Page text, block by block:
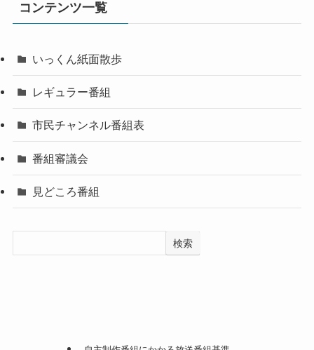
コンテンツ一覧
いっくん紙面散歩
レギュラー番組
市民チャンネル番組表
番組審議会
見どころ番組
検索